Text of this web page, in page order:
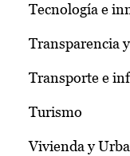
Tecnología e
Transparencia
Transporte e
Turismo
Vivienda y